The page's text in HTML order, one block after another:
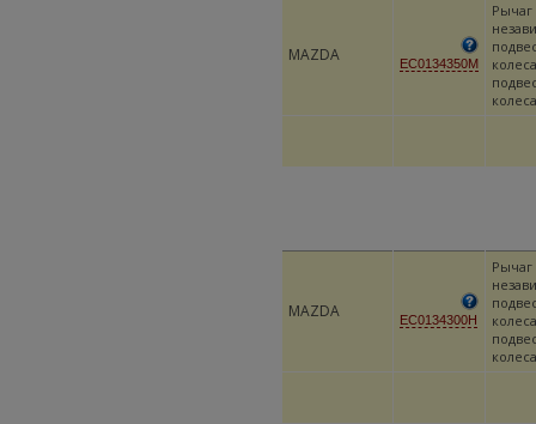
MAZDA EC0134350M
Рычаг
колеса
MAZDA EC0134300H
Рычаг
колеса